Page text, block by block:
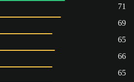
71
69
65
66
65